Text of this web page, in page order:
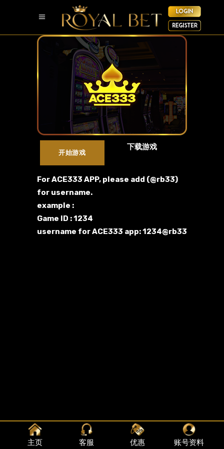
开始游戏
下载游戏
For ACE333 APP, please add (@rb33)
for username.
example :
Game ID : 1234
username for ACE333 app: 1234@rb33
主页 客服 优惠 账号资料